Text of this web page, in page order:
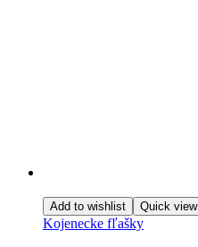
Add to wishlist Quick view
Kojenecke fľašky